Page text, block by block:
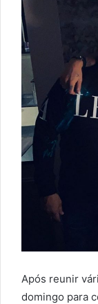
Após reunir
domingo para